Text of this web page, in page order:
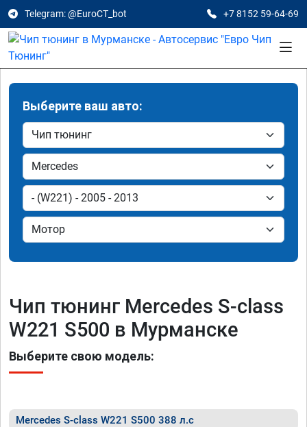
Telegram: @EuroCT_bot +7 8152 59-64-69
Выберите ваш авто:
Чип тюнинг Mercedes S-class
W221 S500 в Мурманске
Выберите свою модель:
Mercedes S-class W221 S500 388 л.с